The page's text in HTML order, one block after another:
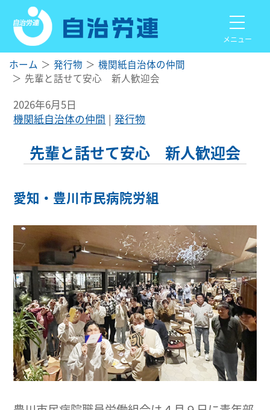
メニュー
ホーム 発行物
機関紙自治体の仲間
先輩と話せて安心 新人歓迎会
2026年6月5日
機関紙自治体の仲間
発行物
先輩と話せて安心 新人歓迎会
愛知・豊川市民病院労組